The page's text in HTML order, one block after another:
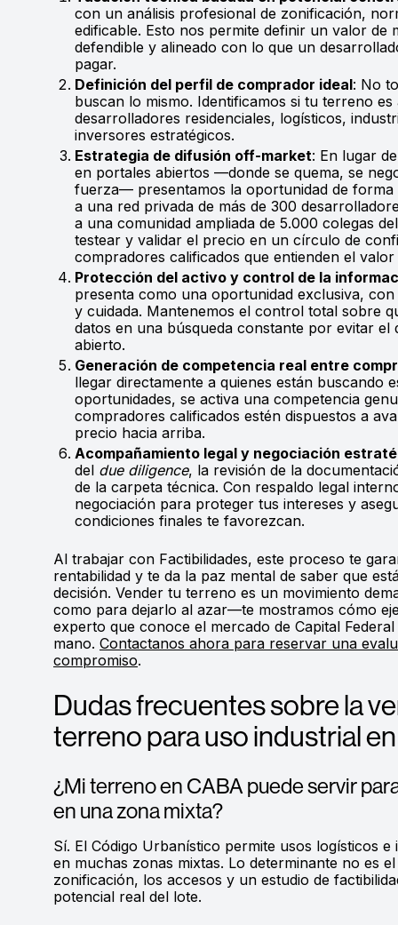
con un análisis profesional de zonificación,
edificable. Esto nos permite definir un valor de
defendible y alineado con lo que un
pagar.
Definición del perfil de comprador ideal: No
buscan lo mismo. Identificamos si tu terreno
desarrolladores residenciales, logísticos,
inversores estratégicos.
Estrategia de difusión off-market: En lugar
en portales abiertos —donde se quema, se
fuerza— presentamos la oportunidad de forma
a una red privada de más de 300
a una comunidad ampliada de 5.000 colegas
testear y validar el precio en un círculo de
compradores calificados que entienden el
Protección del activo y control de la
presenta como una oportunidad exclusiva,
y cuidada. Mantenemos el control total sobre
datos en una búsqueda constante por evitar el
abierto.
Generación de competencia real entre
llegar directamente a quienes están buscando
oportunidades, se activa una competencia
compradores calificados estén dispuestos a
precio hacia arriba.
Acompañamiento legal y negociación
del due diligence, la revisión de la
de la carpeta técnica. Con respaldo legal
negociación para proteger tus intereses y
condiciones finales te favorezcan.
Al trabajar con Factibilidades, este proceso te
rentabilidad y te da la paz mental de saber que
decisión. Vender tu terreno es un movimiento
como para dejarlo al azar—te mostramos cómo
experto que conoce el mercado de Capital
mano. Contactanos ahora para reservar una
compromiso.
Dudas frecuentes sobre la
terreno para uso industrial
¿Mi terreno en CABA puede servir
en una zona mixta?
Sí. El Código Urbanístico permite usos logísticos e
en muchas zonas mixtas. Lo determinante no es
zonificación, los accesos y un estudio de
potencial real del lote.